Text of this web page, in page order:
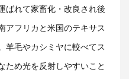
ばれて家畜化・改良され後
アフリカと米国のテキサス
羊毛やカシミヤに較べてス
ため光を反射しやすいこと